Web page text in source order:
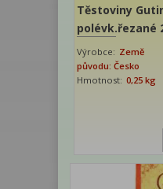
Těstoviny
polévk.řezané
Výrobce: Země
původu: Česko
Hmotnost: 0,25 kg